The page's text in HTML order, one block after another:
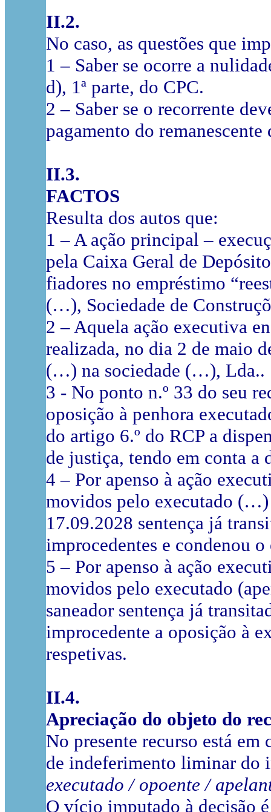
II.2.
No caso, as questões que
1 – Saber se ocorre a
d), 1ª parte, do CPC.
2 – Saber se o recorrente
pagamento do
II.3.
FACTOS
Resulta dos autos que:
1 – A ação principal –
pela Caixa Geral de
fiadores no empréstimo
(…), Sociedade de
2 – Aquela ação executiva
realizada, no dia 2 de maio
(…) na sociedade (…), Lda..
3 - No ponto n.º 33 do seu
oposição à penhora
do artigo 6.º do RCP a
de justiça, tendo em conta a
4 – Por apenso à ação
movidos pelo executado
17.09.2028 sentença já
improcedentes e condenou o
5 – Por apenso à ação
movidos pelo executado
saneador sentença já
improcedente a oposição à
respetivas.
II.4.
Apreciação do objeto do
No presente recurso está em
de indeferimento liminar do
executado / opoente /
O vício imputado à decisão